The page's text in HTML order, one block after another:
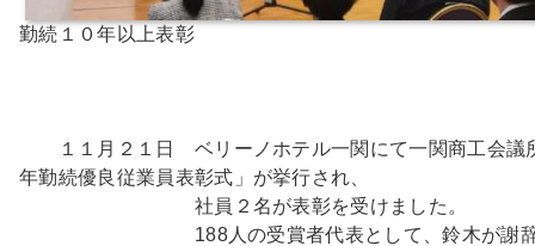
勤続１０年以上表彰
１１月２１日 ベリーノホテル一関にて一関商工会議
年勤続優良従業員表彰式」が挙行され、
社員２名が表彰を受けました。
188人の受賞者代表として、鈴木が謝辞